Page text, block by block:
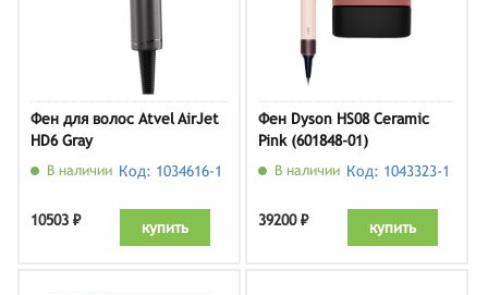
Фен для волос Atvel AirJet
HD6 Gray
В наличии Код: 1034616-1
10503 ₽ купить
Фен Dyson HS08 Ceramic
Pink (601848-01)
В наличии Код: 1043323-1
39200 ₽ купить